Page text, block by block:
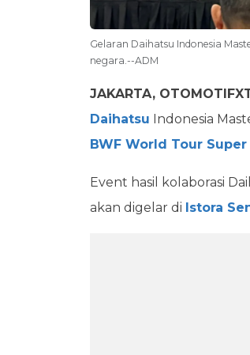
Gelaran Daihatsu Indonesia
negara.--ADM
JAKARTA,
Daihatsu Indonesia
BWF World Tour Super
Event hasil kolaborasi
akan digelar di Istora